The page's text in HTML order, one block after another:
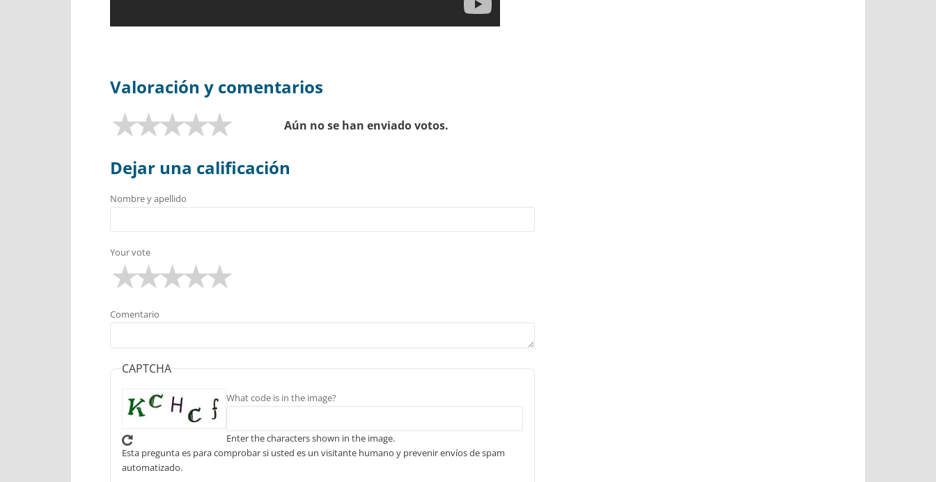
Valoración y comentarios
Aún no se han enviado votos.
Dejar una calificación
Nombre y apellido
Your vote
Comentario
CAPTCHA
What code is in the image?
Enter the characters shown in the image.
Esta pregunta es para comprobar si usted es un visitante humano y prevenir envíos de spam
automatizado.